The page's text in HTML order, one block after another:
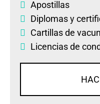
Apostillas
Diplomasy
Cartillas de
Licencias de